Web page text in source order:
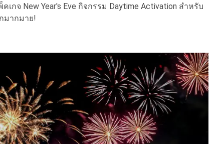
กจ New Year's Eve กิจกรรม Daytime Activation สำหรับ
มากมาย!